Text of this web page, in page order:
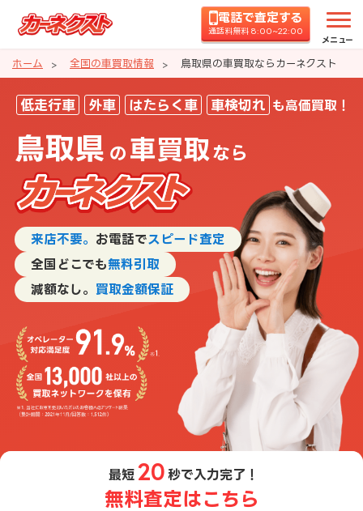
電話で査定する
通話料無料 8:00~22:00
メニュー
ホーム 全国の車買取情報 鳥取県の車買取ならカーネクスト
鳥取県の車買取ならカーネクスト
低走行車 外車 はたらく車 車検切れ も高価買取！
鳥取県 の 車買取 なら
来店不要。 お電話でスピード査定
全国どこでも無料引取
減額なし。 買取金額保証
最短 20 秒で入力完了！
無料査定はこちら